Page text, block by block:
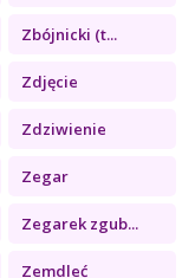
Zbójnicki (t...
Zdjęcie
Zdziwienie
Zegar
Zegarek zgub...
Zemdleć